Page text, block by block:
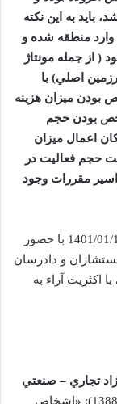
بايد به اين نکته
منطقه شده و
( از جمله مونتاژ
اصلي) با
بودن ميزان هزينه
بودن حجم
اعمال ميزان
حجم فعاليت در
مقررات وجود
هيأت عمومي ديوان عدالت اداري در تاريخ 1401/01/16 با حضور
و دادرسان
آراء به
تجاري – صنعتي
« اشخاص